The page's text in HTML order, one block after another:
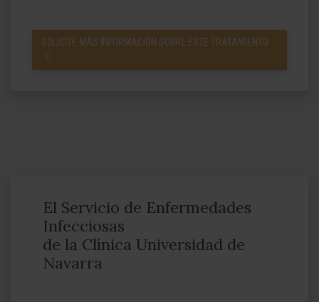
SOLICITE MÁS INFORMACIÓN SOBRE ESTE TRATAMIENTO
El Servicio de Enfermedades
Infecciosas
de la Clínica Universidad de
Navarra